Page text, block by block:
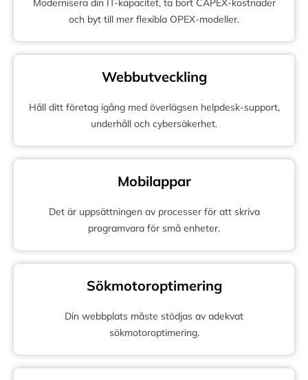
och byt till mer flexibla OPEX-modeller.
Webbutveckling
Håll ditt företag igång med överlägsen helpdesk-support,
underhåll och cybersäkerhet.
Mobilappar
Det är uppsättningen av processer för att skriva
programvara för små enheter.
Sökmotoroptimering
Din webbplats måste stödjas av adekvat
sökmotoroptimering.